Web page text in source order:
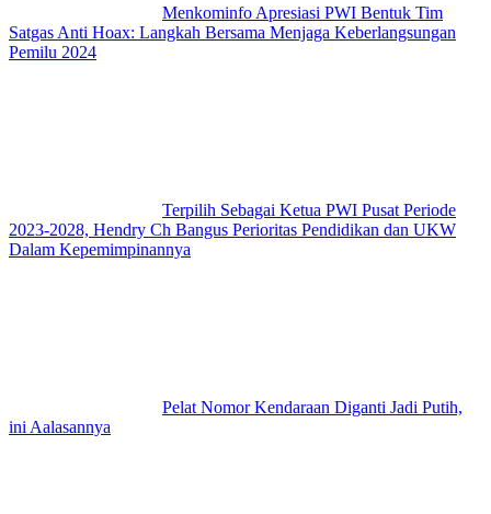
Menkominfo Apresiasi PWI Bentuk Tim
Satgas Anti Hoax: Langkah Bersama Menjaga Keberlangsungan
Pemilu 2024
Terpilih Sebagai Ketua PWI Pusat Periode
2023-2028, Hendry Ch Bangus Perioritas Pendidikan dan UKW
Dalam Kepemimpinannya
Pelat Nomor Kendaraan Diganti Jadi Putih,
ini Aalasannya